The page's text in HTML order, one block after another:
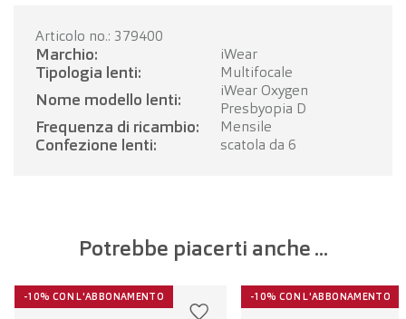
Articolo no.: 379400
Marchio: iWear
Tipologia lenti: Multifocale
Nome modello lenti:
iWear Oxygen
Presbyopia D
Frequenza di ricambio: Mensile
Confezione lenti: scatola da 6
Potrebbe piacerti anche ...
-10% CON L'ABBONAMENTO -10% CON L'ABBONAMENTO